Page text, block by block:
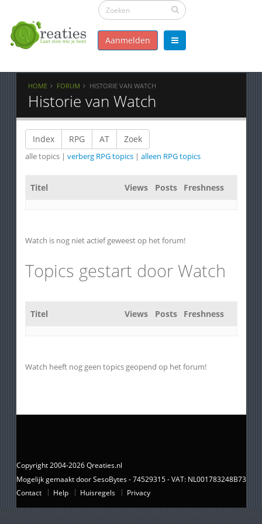
Aanmelden
HOME FORUM HISTORIE VAN WATCH
Historie van Watch
Index RPG AT Zoek
alle topics | verberg RPG topics| alleen RPG topics
Titel Views Posts Freshness
Watch is nog niet actief geweest op het forum!
Topics gestart door Watch
Titel Views Posts Freshness
Watch heeft nog geen topics geopend op het forum!
Copyright 2004-2026 Qreaties.nl
Mogelijk gemaakt door SesoBytes - 74529315 - VAT: NL001783248B73
Contact
Help Huisregels Privacy